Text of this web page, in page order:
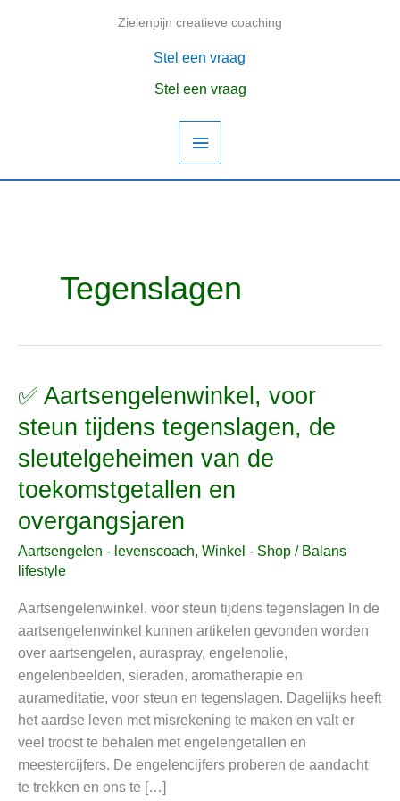
Zielenpijn creatieve coaching
Hoofdmenu
Stel een vraag
Stel een vraag
Tegenslagen
✅ Aartsengelenwinkel, voor
steun tijdens tegenslagen, de
sleutelgeheimen van de
toekomstgetallen en
overgangsjaren
Aartsengelen - levenscoach, Winkel - Shop / Balans
lifestyle
Aartsengelenwinkel, voor steun tijdens tegenslagen In de
aartsengelenwinkel kunnen artikelen gevonden worden
over aartsengelen, auraspray, engelenolie,
engelenbeelden, sieraden, aromatherapie en
aurameditatie, voor steun en tegenslagen. Dagelijks heeft
het aardse leven met misrekening te maken en valt er
veel troost te behalen met engelengetallen en
meestercijfers. De engelencijfers proberen de aandacht
te trekken en ons te […]
✅
Aartsengelenwinkel,
voor
steun
tijdens
tegenslagen,
de
sleutelgeheimen
van
toekomstgetallen
en
overgangsjaren